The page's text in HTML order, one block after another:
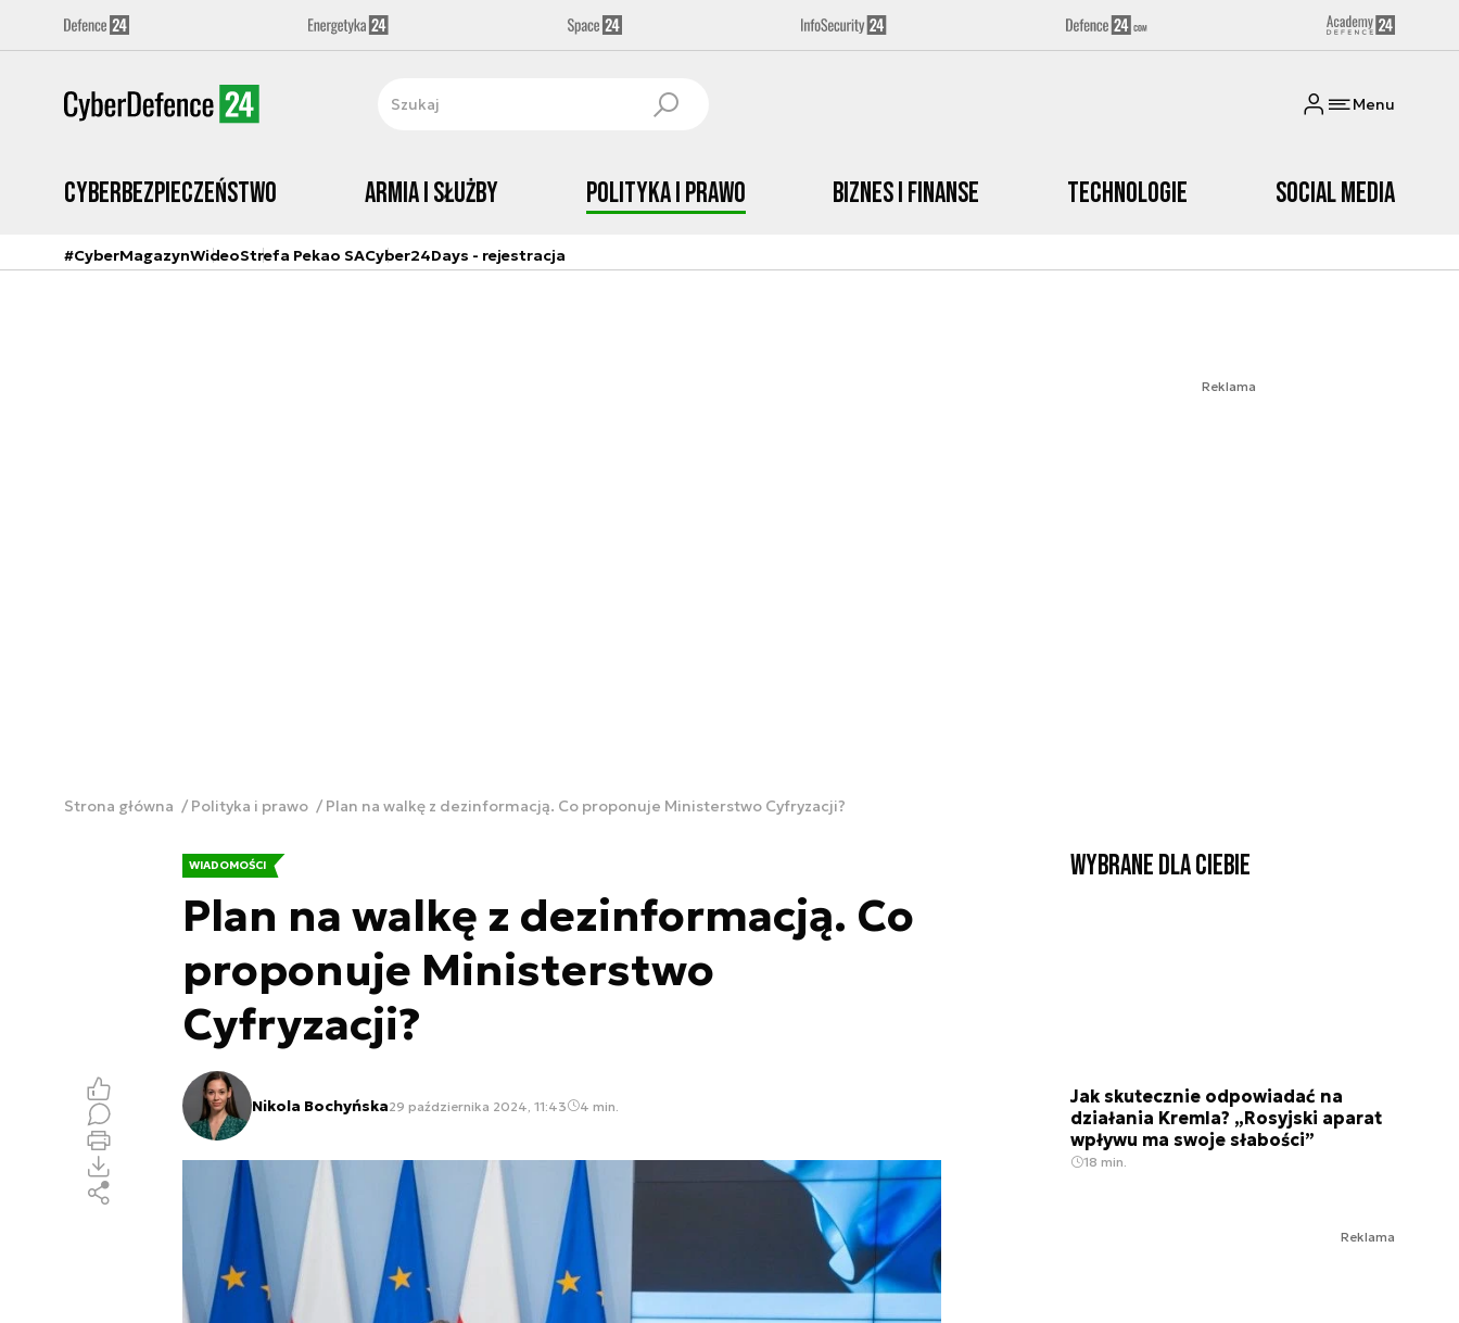
Menu
Cyberbezpieczeństwo Armia i Służby Polityka i prawo Biznes i Finanse Technologie Social media
#CyberMagazynWideoStrefa Pekao SACyber24Days - rejestracja
Reklama
Strona główna Polityka i prawo Plan na walkę z dezinformacją. Co proponuje Ministerstwo Cyfryzacji?
WIADOMOŚCI
Plan na walkę z dezinformacją. Co
proponuje Ministerstwo
Cyfryzacji?
Nikola Bochyńska29 października 2024, 11:43 4 min.
Wybrane dla Ciebie
Jak skutecznie odpowiadać na
działania Kremla? „Rosyjski aparat
wpływu ma swoje słabości”
18 min.
Reklama